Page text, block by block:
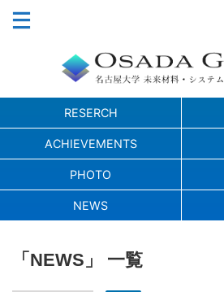
RESERCH
ACHIEVEMENTS
PHOTO
NEWS
「NEWS」 一覧